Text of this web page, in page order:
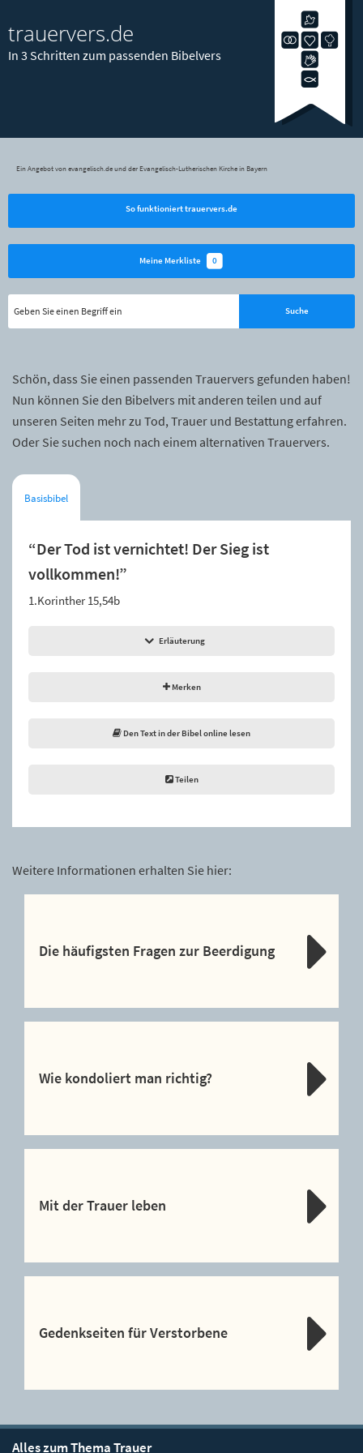
trauervers.de
In 3 Schritten zum passenden Bibelvers
Ein Angebot von evangelisch.de und der Evangelisch-Lutherischen Kirche in Bayern
So funktioniert trauervers.de
Meine Merkliste 0
Schön, dass Sie einen passenden Trauervers gefunden haben!
Nun können Sie den Bibelvers mit anderen teilen und auf
unseren Seiten mehr zu Tod, Trauer und Bestattung erfahren.
Oder Sie suchen noch nach einem alternativen Trauervers.
Basisbibel
“Der Tod ist vernichtet! Der Sieg ist
vollkommen!”
1.Korinther 15,54b
Erläuterung
Merken
Den Text in der Bibel online lesen
Teilen
Weitere Informationen erhalten Sie hier:
Die häufigsten Fragen zur Beerdigung
Wie kondoliert man richtig?
Mit der Trauer leben
Gedenkseiten für Verstorbene
Alles zum Thema Trauer